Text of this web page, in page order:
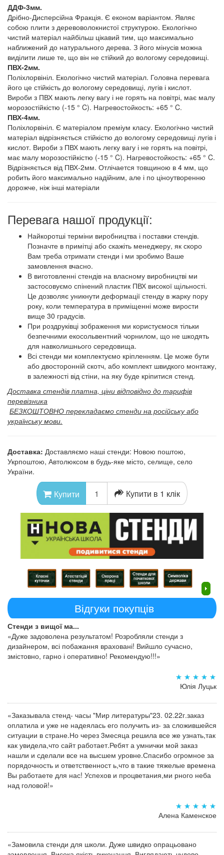
ДДФ-3мм.
Дрібно-Дисперсійна Фракція. Є економ варіантом. Являє
собою плити з деревоволокнистої структурою. Екологічно
чистий матеріал найбільш цікавий тим, що максимально
наближений до натурального дерева. З його мінусів можна
виділити лише те, що він не стійкий до вологому середовищі.
ПВХ-2мм.
Поліхлорвініл. Екологічно чистий матеріал. Головна перевага
його це стійкість до вологому середовищі, лугів і кислот.
Вироби з ПВХ мають легку вагу і не горять на повітрі, має малу
морозостійкістю (-15 ° C). Нагревостойкость: +65 ° C.
ПВХ-4мм.
Поліхлорвініл. Є матеріалом преміум класу. Екологічно чистий
матеріал відрізняється стійкістю до вологому середовищі лугів і
кислот. Вироби з ПВХ мають легку вагу і не горять на повітрі,
має малу морозостійкістю (-15 ° C). Нагревостойкость: +65 ° C.
Відрізняється від ПВХ-2мм. Отлічается товщиною в 4 мм, що
робить його максимально надійним, але і по ціноутворенню
дорожче, ніж інші матеріали
Перевага нашої продукції:
Найкоротші терміни виробництва і поставки стендів.
Позначте в примітці або скажіть менеджеру, як скоро
Вам треба отримати стенди і ми зробимо Ваше
замовлення вчасно.
В виготовленні стендів на власному виробництві ми
застосовуємо спінений пластик ПВХ високої щільності.
Це дозволяє уникнути деформації стенду в жарку пору
року, коли температура в приміщенні може вирости
вище 30 градусів.
При роздруківці зображення ми користуємося тільки
безпечними екосольвентний чорнилом, що не шкодять
для навколишнього середовища.
Всі стенди ми комплектуємо кріпленням. Це може бути
або двосторонній скотч, або комплект швидкого монтажу,
в залежності від стіни, на яку буде кріпитися стенд.
Доставка стендів платна, ціни відповідно до тарифів
перевізника
БЕЗКОШТОВНО перекладаємо стенди на російську або
українську мови.
Доставка: Доставляємо наші стенди: Новою поштою,
Укрпоштою, Автолюксом в будь-яке місто, селище, село
України.
Купити Купити в 1 клік
Відгуки покупців
Стенди з вищої ма...
«Дуже задоволена результатом! Розробляли стенди з
дизайнером, всі побажання враховані! Вийшло сучасно,
змістовно, гарно і оперативно! Рекомендую!!!»
Юлія Луцьк
«Заказывала стенд- часы "Мир литературы"23. 02.22г.заказ
оплатила и уже не надеялась его получить из- за сложившейся
ситуации в стране.Но через 3месяца решила все же узнать,так
как увидела,что сайт работает.Ребят а умнички мой заказ
нашли и сделали все на высшем уровне.Спасибо огромное за
порядочность и ответственност ь,что в такие тяжелые времена
Вы работаете для нас! Успехов и процветания,ми рного неба
над головой!»
Алена Каменское
«Замовила стенди для школи. Дуже швидко опрацьовано